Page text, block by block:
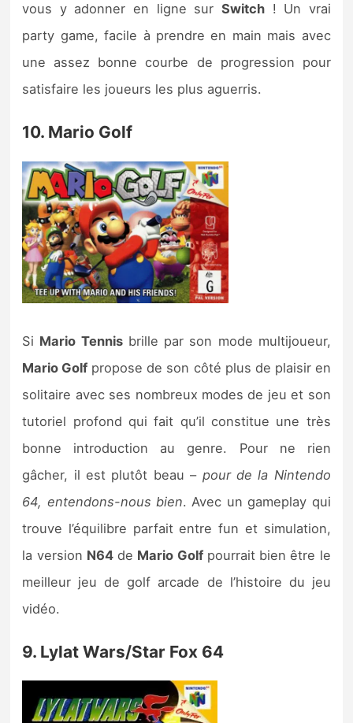
vous y adonner en ligne sur Switch! Un vrai
party game, facile à prendre en main mais avec
une assez bonne courbe de progression pour
satisfaire les joueurs les plus aguerris.
10. Mario Golf
Si Mario Tennisbrille par son mode multijoueur,
Mario Golf propose de son côté plus de plaisir en
solitaire avec ses nombreux modes de jeu et son
tutoriel profond qui fait qu’il constitue une très
bonne introduction au genre. Pour ne rien
gâcher, il est plutôt beau – pour de la Nintendo
64, entendons-nous bien. Avec un gameplay qui
trouve l’équilibre parfait entre fun et simulation,
la version N64de Mario Golfpourrait bien être le
meilleur jeu de golf arcade de l’histoire du jeu
vidéo.
9. Lylat Wars/Star Fox 64